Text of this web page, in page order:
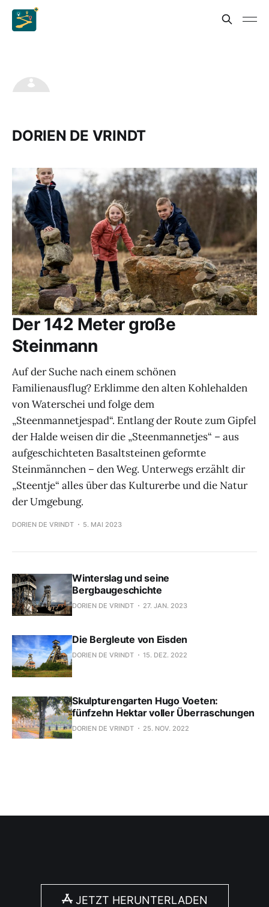
DORIEN DE VRINDT
Der 142 Meter große
Steinmann
Auf der Suche nach einem schönen
Familienausflug? Erklimme den alten Kohlehalden
von Waterschei und folge dem
„Steenmannetjespad“. Entlang der Route zum Gipfel
der Halde weisen dir die „Steenmannetjes“ – aus
aufgeschichteten Basaltsteinen geformte
Steinmännchen – den Weg. Unterwegs erzählt dir
„Steentje“ alles über das Kulturerbe und die Natur
der Umgebung.
DORIEN DE VRINDT 5. MAI 2023
Winterslag und seine
Bergbaugeschichte
DORIEN DE VRINDT 27. JAN. 2023
Die Bergleute von Eisden
DORIEN DE VRINDT 15. DEZ. 2022
Skulpturengarten Hugo Voeten:
fünfzehn Hektar voller Überraschungen
DORIEN DE VRINDT 25. NOV. 2022
JETZT HERUNTERLADEN